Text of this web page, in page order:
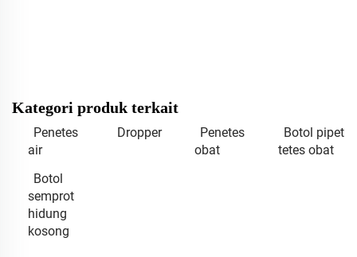
Kategori produk terkait
Penetes
air
Dropper
Penetes
obat
Botol pipet
tetes obat
Botol
semprot
hidung
kosong